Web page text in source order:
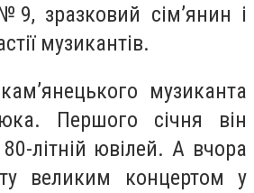
зразковий сім’янин і
музикантів.
музиканта
Першого січня він
літній ювілей. А вчора
великим концертом у